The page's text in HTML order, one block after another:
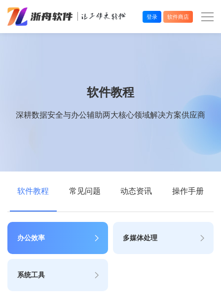
登录 软件商店
软件教程
深耕数据安全与办公辅助两大核心领域解决方案供应商
软件教程 常见问题 动态资讯 操作手册
办公效率 多媒体处理
系统工具